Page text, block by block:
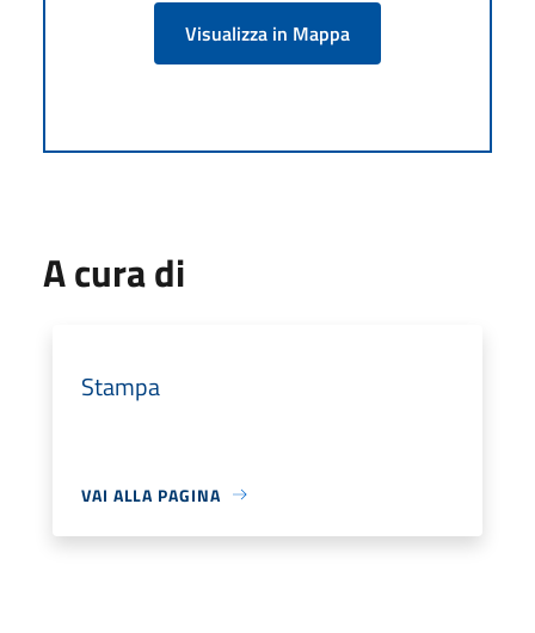
Visualizza in Mappa
A cura di
Stampa
VAI ALLA PAGINA